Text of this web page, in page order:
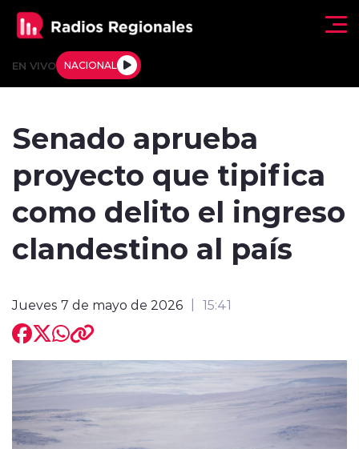
EN VIVO NACIONAL
Tendencias
Deportes
Regiones al Aire
Entrevistas
Senado aprueba
proyecto que tipifica
como delito el ingreso
clandestino al país
Jueves 7 de mayo de 2026 15:41